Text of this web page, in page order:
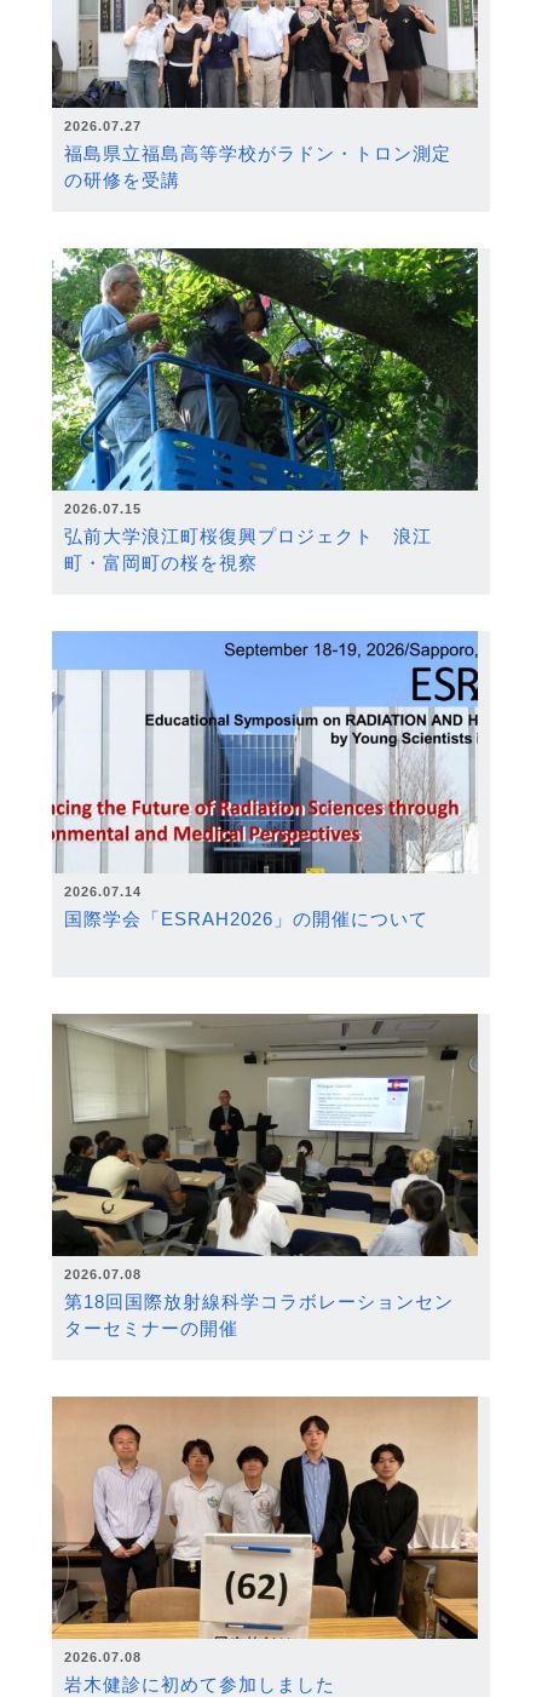
2026.07.27
福島県立福島高等学校がラドン・トロン測定
の研修を受講
2026.07.15
弘前大学浪江町桜復興プロジェクト 浪江
町・富岡町の桜を視察
2026.07.14
国際学会「ESRAH2026」の開催について
2026.07.08
第18回国際放射線科学コラボレーションセン
ターセミナーの開催
2026.07.08
岩木健診に初めて参加しました